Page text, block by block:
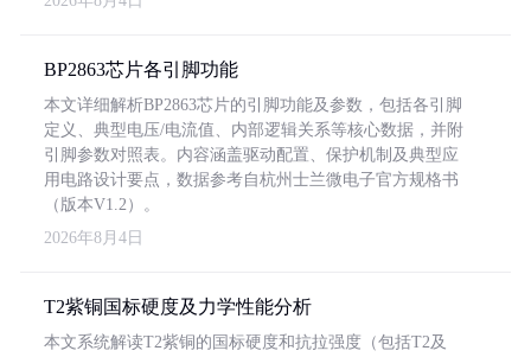
BP2863芯片各引脚功能
本文详细解析BP2863芯片的引脚功能及参数，包括各引脚
定义、典型电压/电流值、内部逻辑关系等核心数据，并附
引脚参数对照表。内容涵盖驱动配置、保护机制及典型应
用电路设计要点，数据参考自杭州士兰微电子官方规格书
（版本V1.2）。
2026年8月4日
T2紫铜国标硬度及力学性能分析
本文系统解读T2紫铜的国标硬度和抗拉强度（包括T2及